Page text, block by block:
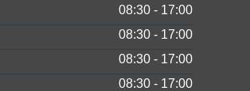
08:30 - 17:00
08:30 - 17:00
08:30 - 17:00
08:30 - 17:00